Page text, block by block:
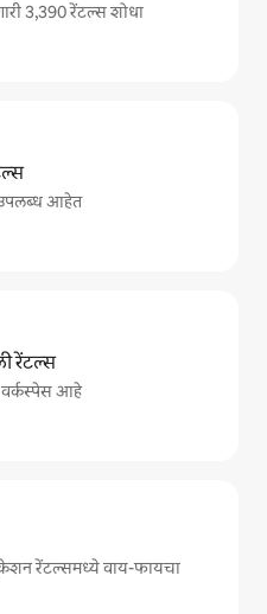
3,390 रेंटल्स शोधा
उपलब्ध आहेत
रेंटल्स
वर्कस्पेस आहे
रेंटल्समध्ये वाय-फायचा